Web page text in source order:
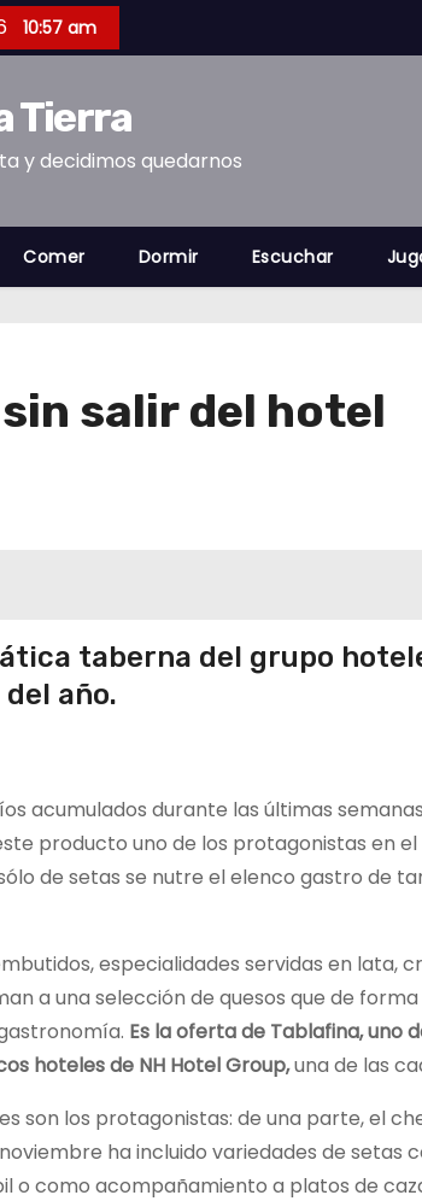
10:57 am
Tierra
y decidimos quedarnos
Comer Dormir Escuchar
salir del hotel
taberna del grupo
año.
acumulados durante las últimas
producto uno de los protagonistas en
de setas se nutre el elenco gastro de
especialidades servidas en lata,
a una selección de quesos que de
Es la oferta de Tablafina, uno
hoteles de NH Hotel Group,una de las
son los protagonistas: de una parte, el
ha incluido variedades de
o como acompañamiento a platos de